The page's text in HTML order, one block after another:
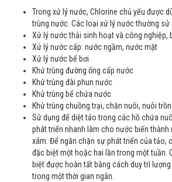
Trong xử lý nước, Chlorine chủ yếu được
trùng nước. Các loại xử lý nước thường sử
Xử lý nước thải sinh hoạt và công nghiệp,
Xử lý nước cấp: nước ngầm, nước mặt
Xử lý nước bể bơi
Khử trùng đường ống cấp nước
Khử trùng đài phun nước
Khử trùng bể chứa nước
Khử trùng chuồng trại, chăn nuôi, nuôi
Sử dụng để diệt tảo trong các hồ chứa
phát triển nhanh làm cho nước biến thành
xám. Để ngăn chặn sự phát triển của tảo,
đặc biệt một hoặc hai lần trong một tuần.
biệt được hoàn tất bằng cách duy trì
trong một thời gian ngắn.